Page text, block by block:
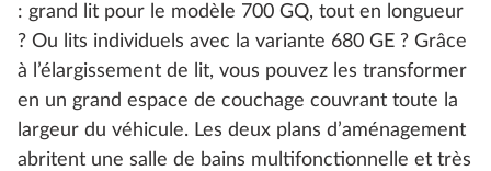
: grand lit pour le modèle 700 GQ, tout en longueur
? Ou lits individuels avec la variante 680 GE ? Grâce
à l’élargissement de lit, vous pouvez les transformer
en un grand espace de couchage couvrant toute la
largeur du véhicule. Les deux plans d’aménagement
abritent une salle de bains multifonctionnelle et très